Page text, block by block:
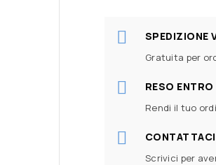
SPEDIZIONE
Gratuita per
RESO
Rendi il tuo
CONTATTACI
Scrivici per